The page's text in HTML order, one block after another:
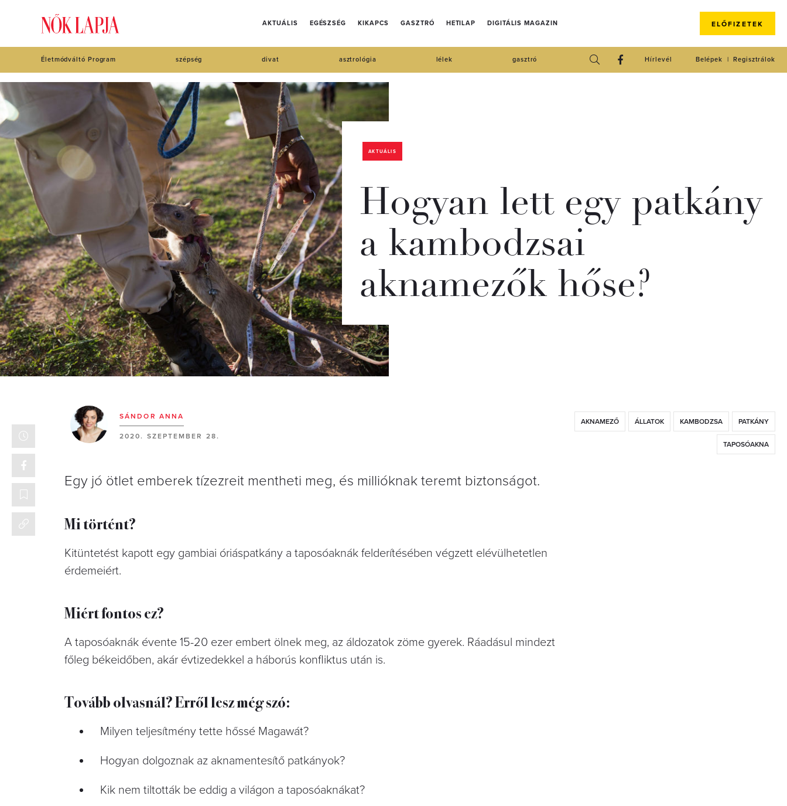
AKTUÁLIS EGÉSZSÉG KIKAPCS GASZTRÓ HETILAP DIGITÁLIS MAGAZIN ELŐFIZETEK
Életmódváltó Program szépség divat asztrológia lélek gasztró Regisztrálok
Belépek
Hírlevél
AKTUÁLIS
Hogyan lett egy patkány
a kambodzsai
aknamezők hőse?
SÁNDOR ANNA
2020. SZEPTEMBER 28.
AKNAMEZŐ ÁLLATOK KAMBODZSA PATKÁNY
TAPOSÓAKNA
Egy jó ötlet emberek tízezreit mentheti meg, és millióknak teremt biztonságot.
Mi történt?
Kitüntetést kapott egy gambiai óriáspatkány a taposóaknák felderítésében végzett elévülhetetlen
érdemeiért.
Miért fontos ez?
A taposóaknák évente 15-20 ezer embert ölnek meg, az áldozatok zöme gyerek. Ráadásul mindezt
főleg békeidőben, akár évtizedekkel a háborús konfliktus után is.
Tovább olvasnál? Erről lesz még szó:
Milyen teljesítmény tette hőssé Magawát?
Hogyan dolgoznak az aknamentesítő patkányok?
Kik nem tiltották be eddig a világon a taposóaknákat?